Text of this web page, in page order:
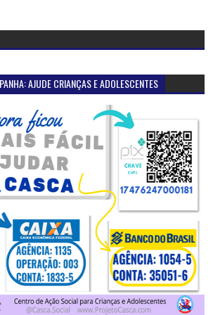
AJUDE CRIANÇAS E ADOLESCENTES